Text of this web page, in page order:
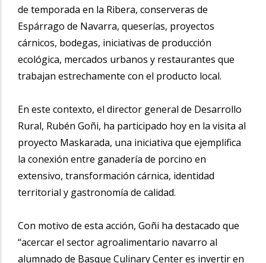
de temporada en la Ribera, conserveras de
Espárrago de Navarra, queserías, proyectos
cárnicos, bodegas, iniciativas de producción
ecológica, mercados urbanos y restaurantes que
trabajan estrechamente con el producto local.
En este contexto, el director general de Desarrollo
Rural, Rubén Goñi, ha participado hoy en la visita al
proyecto Maskarada, una iniciativa que ejemplifica
la conexión entre ganadería de porcino en
extensivo, transformación cárnica, identidad
territorial y gastronomía de calidad.
Con motivo de esta acción, Goñi ha destacado que
“acercar el sector agroalimentario navarro al
alumnado de Basque Culinary Center es invertir en